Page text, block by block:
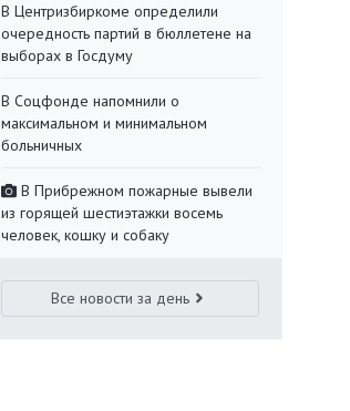
В Центризбиркоме определили
очередность партий в бюллетене на
выборах в Госдуму
В Соцфонде напомнили о
максимальном и минимальном
больничных
В Прибрежном пожарные вывели
из горящей шестиэтажки восемь
человек, кошку и собаку
Все новости за день